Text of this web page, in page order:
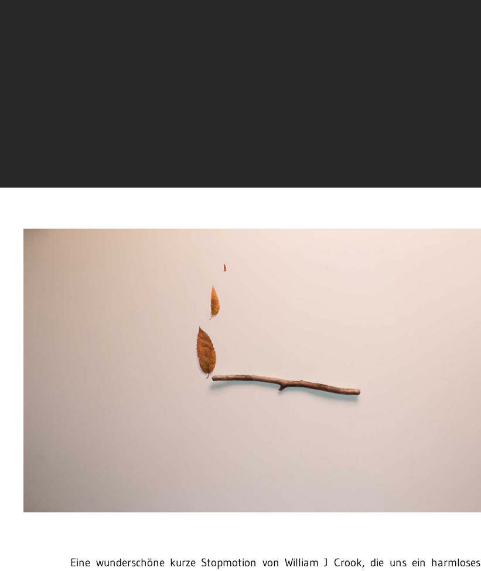
Eine wunderschöne kurze Stopmotion von William J Crook, die uns ein harmloses